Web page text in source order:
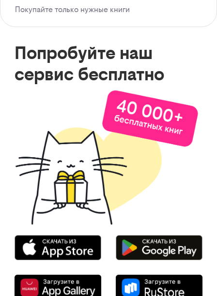
Покупайте только нужные книги
Попробуйте наш
сервис бесплатно